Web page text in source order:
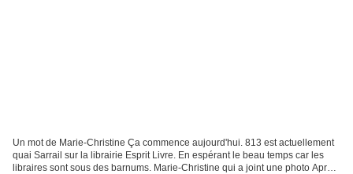
Un mot de Marie-Christine Ça commence aujourd'hui. 813 est actuellement
quai Sarrail sur la librairie Esprit Livre. En espérant le beau temps car les
libraires sont sous des barnums. Marie-Christine qui a joint une photo Après